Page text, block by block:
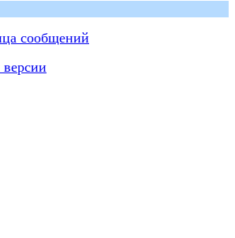
сообщений